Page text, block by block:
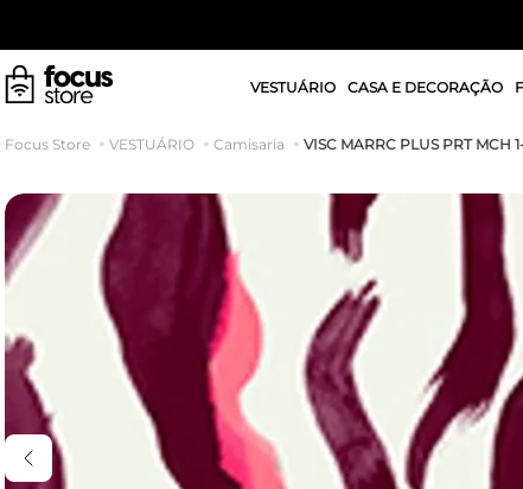
VESTUÁRIO CASA E DECORAÇÃO
VESTUÁRIO Camisaria VISC MARRC PLUS PRT MCH